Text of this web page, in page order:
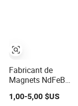
Fabricant de
Magnets NdFeB
N45 Magnet
Neodymium
1,00-5,00 $US